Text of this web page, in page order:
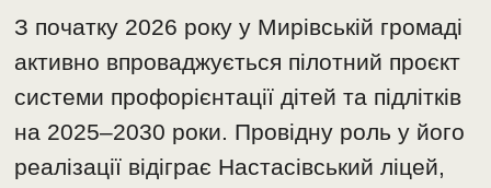
З початку 2026 року у Мирівській громаді
активно впроваджується пілотний проєкт
системи профорієнтації дітей та підлітків
на 2025–2030 роки. Провідну роль у його
реалізації відіграє Настасівський ліцей,